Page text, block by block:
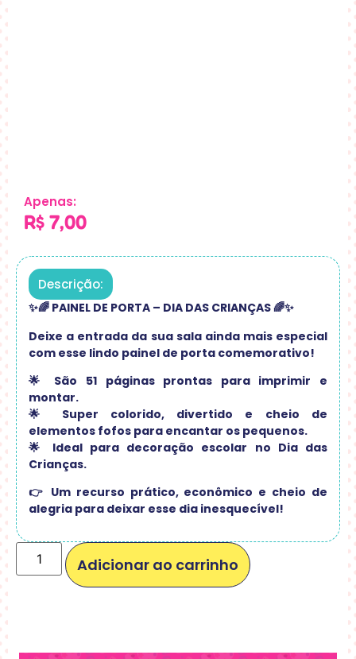
Apenas:
R$ 7,00
Descrição:
✨🌈 PAINEL DE PORTA – DIA DAS CRIANÇAS 🌈✨
Deixe a entrada da sua sala ainda mais especial
com esse lindo painel de porta comemorativo!
🌟 São 51 páginas prontas para imprimir e
montar.
🌟 Super colorido, divertido e cheio de
elementos fofos para encantar os pequenos.
🌟 Ideal para decoração escolar no Dia das
Crianças.
👉 Um recurso prático, econômico e cheio de
alegria para deixar esse dia inesquecível!
Adicionar ao carrinho